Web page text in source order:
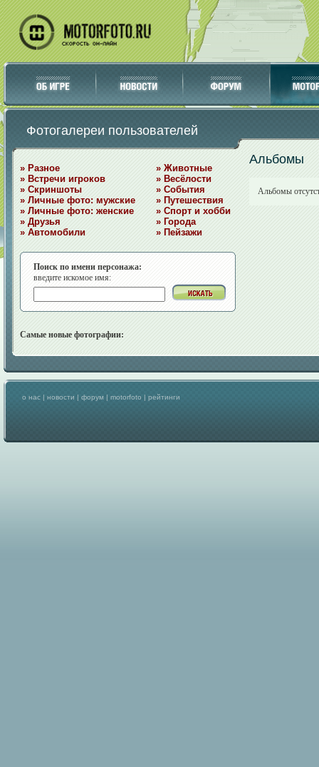
Фотогалереи пользователей
» Разное
» Встречи игроков
» Скриншоты
» Личные фото: мужские
» Личные фото: женские
» Друзья
» Автомобили
» Животные
» Весёлости
» События
» Путешествия
» Спорт и хобби
» Города
» Пейзажи
Поиск по имени персонажа:
введите искомое имя:
Самые новые фотографии:
Альбомы
Альбомы
о нас | новости | форум | motorfoto | рейтинги